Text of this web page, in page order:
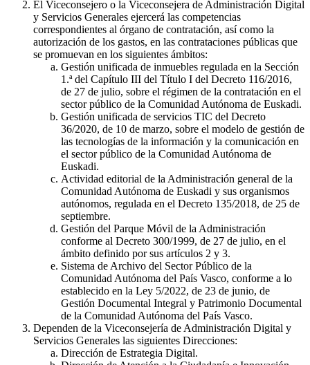
El Viceconsejero o la Viceconsejera de Administración Digital
y Servicios Generales ejercerá las competencias
correspondientes al órgano de contratación, así como la
autorización de los gastos, en las contrataciones públicas que
se promuevan en los siguientes ámbitos:
Gestión unificada de inmuebles regulada en la Sección
1.ª del Capítulo III del Título I del Decreto 116/2016,
de 27 de julio, sobre el régimen de la contratación en el
sector público de la Comunidad Autónoma de Euskadi.
Gestión unificada de servicios TIC del Decreto
36/2020, de 10 de marzo, sobre el modelo de gestión de
las tecnologías de la información y la comunicación en
el sector público de la Comunidad Autónoma de
Euskadi.
Actividad editorial de la Administración general de la
Comunidad Autónoma de Euskadi y sus organismos
autónomos, regulada en el Decreto 135/2018, de 25 de
septiembre.
Gestión del Parque Móvil de la Administración
conforme al Decreto 300/1999, de 27 de julio, en el
ámbito definido por sus artículos 2 y 3.
Sistema de Archivo del Sector Público de la
Comunidad Autónoma del País Vasco, conforme a lo
establecido en la Ley 5/2022, de 23 de junio, de
Gestión Documental Integral y Patrimonio Documental
de la Comunidad Autónoma del País Vasco.
Dependen de la Viceconsejería de Administración Digital y
Servicios Generales las siguientes Direcciones:
Dirección de Estrategia Digital.